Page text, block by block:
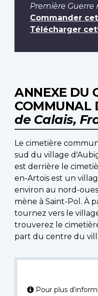
Première Guerre
Commander
Télécharger
ANNEXE DU
COMMUNAL
de Calais,
Le cimetière
sud du village
est derrière le
en-Artois est un
environ au nord-
mène à Saint-Pol. À
tournez vers le
trouverez le
part du centre du
Pour plus